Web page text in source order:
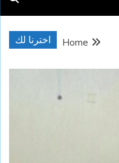
اخترنا لك Home